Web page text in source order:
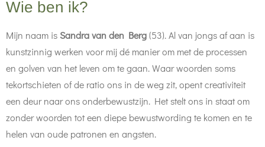
Wie ben ik?
Mijn naam isSandra van den Berg(53). Al van jongs af aan is
kunstzinnig werken voor mij dé manier om met de processen
en golven van het leven om te gaan. Waar woorden soms
tekortschieten of de ratio ons in de weg zit, opent creativiteit
een deur naar ons onderbewustzijn. Het stelt ons in staat om
zonder woorden tot een diepe bewustwording te komen en te
helen van oude patronen en angsten.